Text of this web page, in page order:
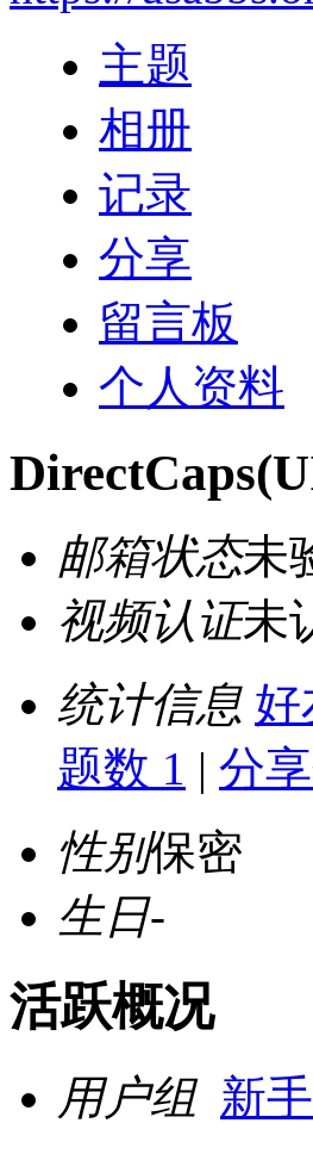
主题
相册
记录
分享
留言板
个人资料
DirectCaps
邮箱状态未
视频认证未
统计信息 好
题数 1 | 分
性别保密
生日-
活跃概况
用户组 新